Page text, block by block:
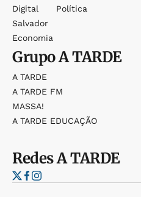
Digital
Salvador
Economia
Política
GrupoA TARDE
A TARDE
A TARDE FM
MASSA!
A TARDE EDUCAÇÃO
RedesA TARDE